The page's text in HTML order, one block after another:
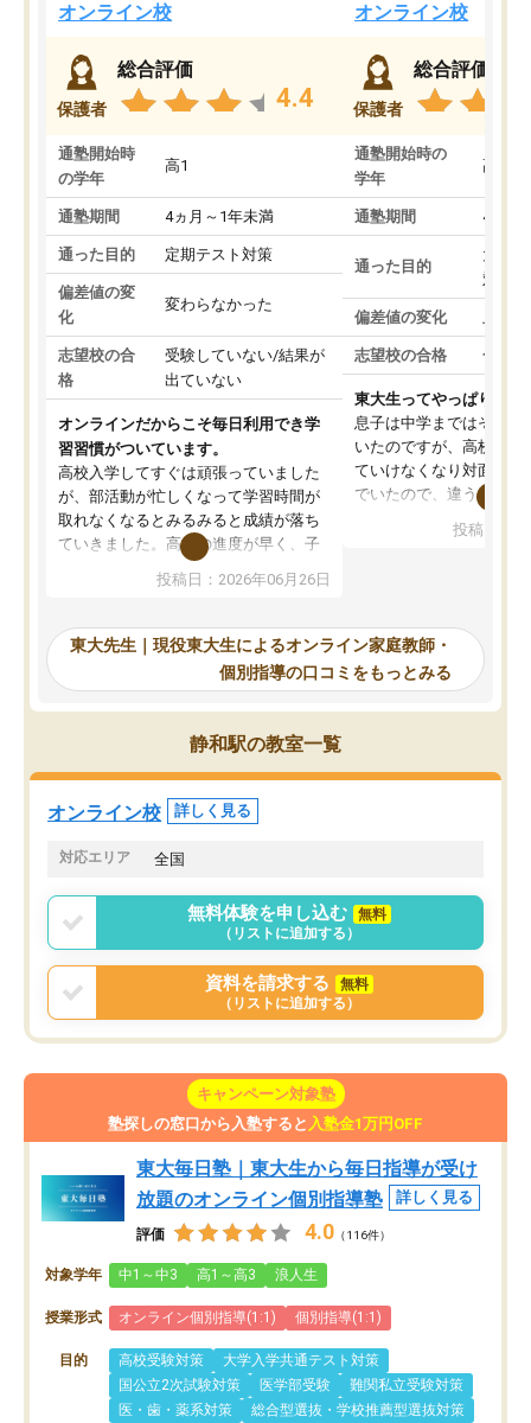
オンライン校
保護者
総合評価
4.4
通塾開始時
の学年
高1
通塾期間 4ヵ月～1年未満
通った目的 定期テスト対策
偏差値の変
化
変わらなかった
志望校の合
格
受験していない/結果が
出ていない
オンラインだからこそ毎日利用でき学
習習慣がついています。
高校入学してすぐは頑張っていました
が、部活動が忙しくなって学習時間が
取れなくなるとみるみると成績が落ち
ていきました。高校の進度が早く、子
供も家に帰って勉強の話すると嫌な反
応を示します。東大先生にお願いして
れるので、親としても安心です。毎日
使える自習室とかもあり、わからない
ところがあれば先生が回答してくれる
のも重宝しています。
投稿日：2026年06月26日
オンライン校
保護者
総合評価
通塾開始時の
学年
高3
通塾期間 4ヵ月
通った目的
大学
対策
偏差値の変化
志望校の合格 合格
東大生ってやっぱりすご
息子は中学まではそこそ
いたのですが、高校に入
ていけなくなり対面の塾
でいたので、違うアプロ
で、当初は模試でD判定
自習室が毎日使えていつ
るのが心強かったよう
謝です。
投稿日：
東大先生｜現役東大生によるオンライン家庭教師・
個別指導の口コミをもっとみる
静和駅の教室一覧
オンライン校 詳しく見る
対応エリア 全国
無料体験を申し込む
無料
（リストに追加する）
資料を請求する
無料
（リストに追加する）
キャンペーン対象塾
塾探しの窓口から入塾すると 入塾金1万円OFF
東大毎日塾｜東大生から毎日指導が受け
放題のオンライン個別指導塾
詳しく見る
評価 4.0 （116件）
対象学年 中1～中3 高1～高3 浪人生
授業形式 オンライン個別指導(1:1) 個別指導(1:1)
目的 高校受験対策
大学入学共通テスト対策
国公立2次試験対策
医学部受験
難関私立受験対策
医・歯・薬系対策
総合型選抜・学校推薦型選抜対策